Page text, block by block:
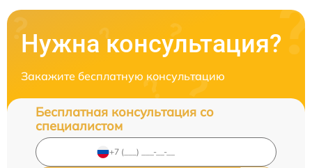
Нужна консультация?
Закажите бесплатную консультацию
Бесплатная консультация со
специалистом